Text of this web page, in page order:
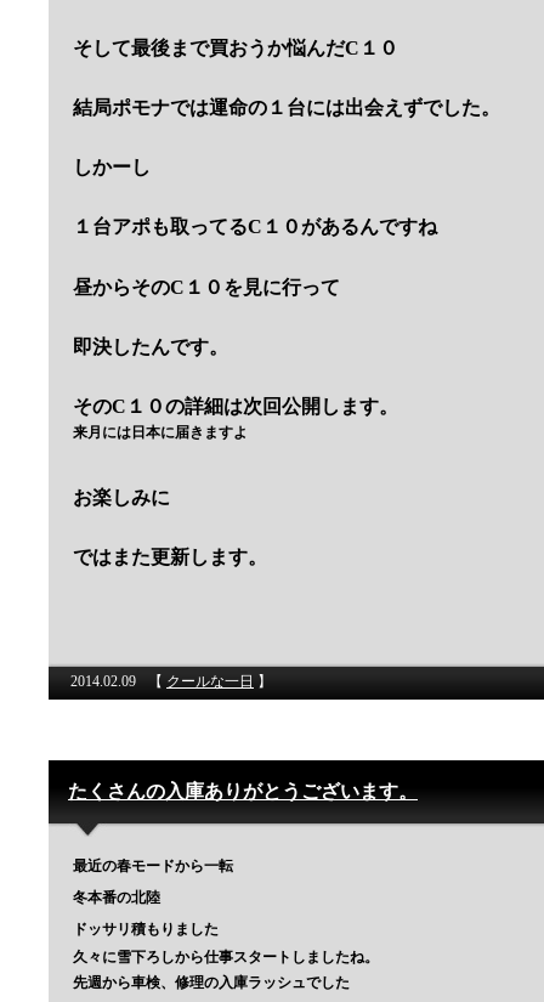
そして最後まで買おうか悩んだC１０
結局ポモナでは運命の１台には出会えずでした。
しかーし
１台アポも取ってるC１０があるんですね
昼からそのC１０を見に行って
即決したんです。
そのC１０の詳細は次回公開します。
来月には日本に届きますよ
お楽しみに
ではまた更新します。
2014.02.09 【 クールな一日 】
たくさんの入庫ありがとうございます。
最近の春モードから一転
冬本番の北陸
ドッサリ積もりました
久々に雪下ろしから仕事スタートしましたね。
先週から車検、修理の入庫ラッシュでした